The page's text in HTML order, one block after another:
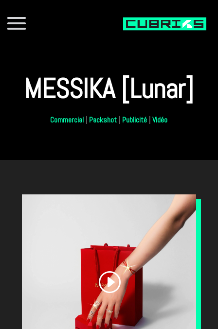
MESSIKA [Lunar]
Commercial Packshot Publicité |Vidéo